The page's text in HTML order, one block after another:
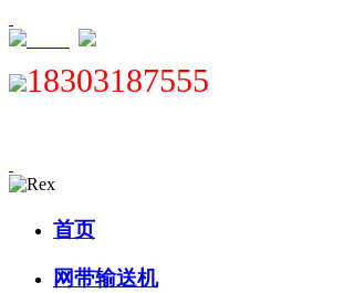
18303187555
首页
网带输送机